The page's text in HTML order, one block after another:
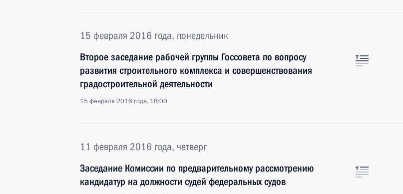
15 февраля 2016 года, понедельник
Второе заседание рабочей группы Госсовета по вопросу
развития строительного комплекса и совершенствования
градостроительной деятельности
15 февраля 2016 года, 18:00
11 февраля 2016 года, четверг
Заседание Комиссии по предварительному рассмотрению
кандидатур на должности судей федеральных судов